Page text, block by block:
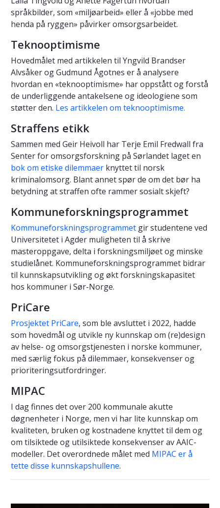
språkbilder, som «miljøarbeid» eller å «jobbe med
henda på ryggen» påvirker omsorgsarbeidet.
Teknooptimisme
Hovedmålet med artikkelen til Yngvild Brandser
Alvsåker og Gudmund Ågotnes er å analysere
hvordan en «teknooptimisme» har oppstått og forstå
de underliggende antakelsene og ideologiene som
støtter den. Les artikkelen om teknooptimisme.
Straffens etikk
Sammen med Geir Heivoll har Terje Emil Fredwall fra
Senter for omsorgsforskning på Sørlandet laget en
bok om etiske dilemmaer knyttet til norsk
kriminalomsorg. Blant annet spør de om det bør ha
betydning at straffen ofte rammer sosialt skjeft?
Kommuneforskningsprogrammet
Kommuneforskningsprogrammet gir studentene ved
Universitetet i Agder muligheten til å skrive
masteroppgave, delta i forskningsmiljøet og minske
studielånet. Kommuneforskningsprogrammet bidrar
til kunnskapsutvikling og økt forskningskapasitet
hos kommuner i Sør-Norge.
PriCare
Prosjektet PriCare, som ble avsluttet i 2022, hadde
som hovedmål og utvikle ny kunnskap om (re)design
av helse- og omsorgstjenesten i norske kommuner,
med særlig fokus på dilemmaer, konsekvenser og
prioriteringsutfordringer.
MIPAC
I dag finnes det over 200 kommunale akutte
døgnenheter i Norge, men vi har lite kunnskap om
kvaliteten, bruken og kostnadene knyttet til dem og
om tilsiktede og utilsiktede konsekvenser av AAIC-
modeller. Det overordnede målet med MIPAC er å
tette disse kunnskapshullene.